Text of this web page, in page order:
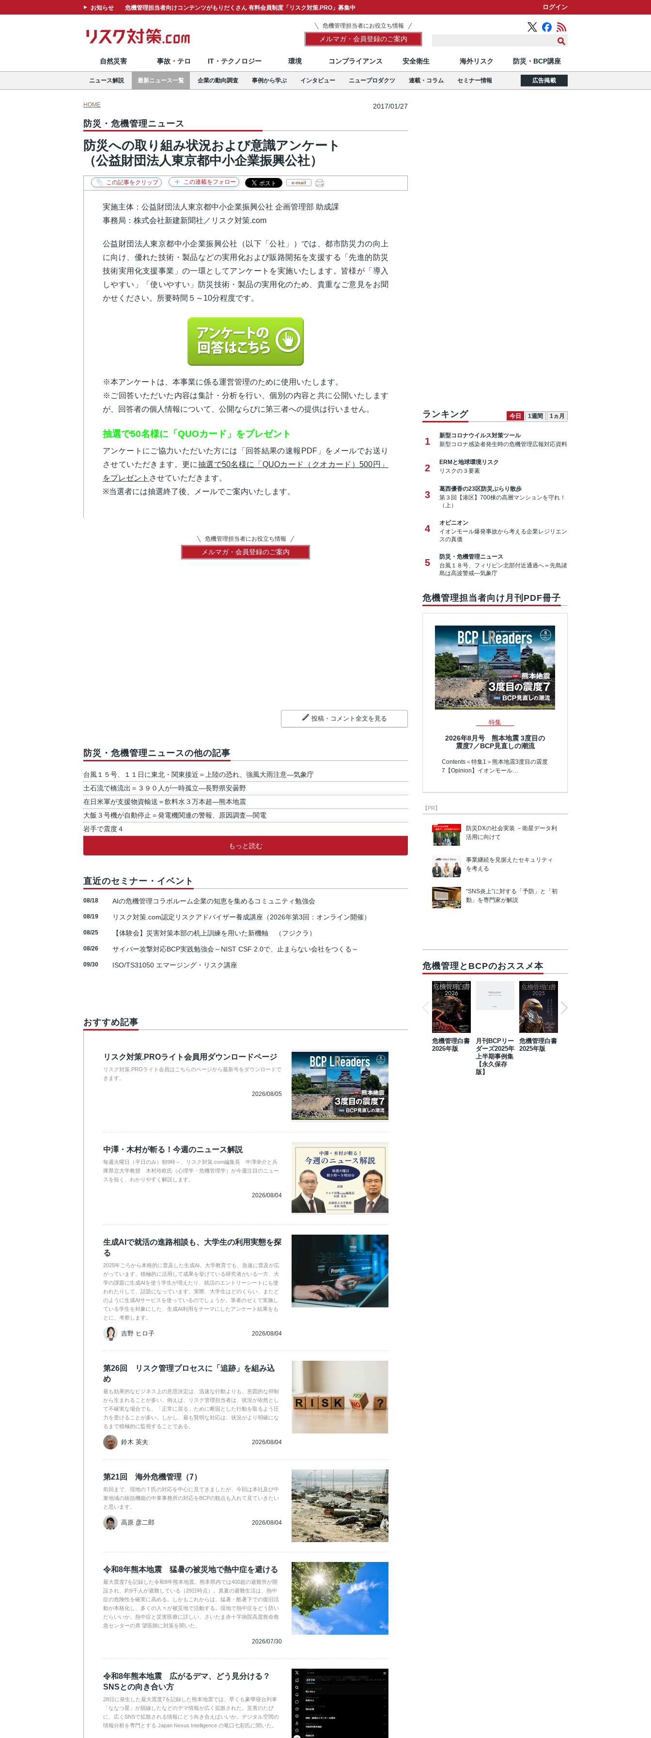
お知らせ 危機管理担当者向けコンテンツがもりだくさん 有料会員制度「リスク対策.PRO」募集中 ログイン
危機管理担当者にお役立ち情報
メルマガ・会員登録のご案内
自然災害 事故・テロ IT・テクノロジー 環境 コンプライアンス 安全衛生 海外リスク 防災・BCP講座
ニュース解説 最新ニュース一覧 企業の動向調査 事例から学ぶ インタビュー ニュープロダクツ 連載・コラム セミナー情報 広告掲載
HOME 2017/01/27
防災・危機管理ニュース
防災への取り組み状況および意識アンケート
（公益財団法人東京都中小企業振興公社）
e-mail
実施主体：公益財団法人東京都中小企業振興公社 企画管理部 助成課
事務局：株式会社新建新聞社／リスク対策.com
公益財団法人東京都中小企業振興公社（以下「公社」）では、都市防災力の向上
に向け、優れた技術・製品などの実用化および販路開拓を支援する「先進的防災
技術実用化支援事業」の一環としてアンケートを実施いたします。皆様が「導入
しやすい」「使いやすい」防災技術・製品の実用化のため、貴重なご意見をお聞
かせください。所要時間５～10分程度です。
※本アンケートは、本事業に係る運営管理のために使用いたします。
※ご回答いただいた内容は集計・分析を行い、個別の内容と共に公開いたします
が、回答者の個人情報について、公開ならびに第三者への提供は行いません。
抽選で50名様に「QUOカード」をプレゼント
アンケートにご協力いただいた方には「回答結果の速報PDF」をメールでお送り
させていただきます。更に抽選で50名様に「QUOカード（クオカード）500円」
をプレゼント させていただきます。
※当選者には抽選終了後、メールでご案内いたします。
危機管理担当者にお役立ち情報
メルマガ・会員登録のご案内
投稿・コメント全文を見る
防災・危機管理ニュースの他の記事
台風１５号、１１日に東北・関東接近＝上陸の恐れ、強風大雨注意―気象庁
土石流で橋流出＝３９０人が一時孤立―長野県安曇野
在日米軍が支援物資輸送＝飲料水３万本超―熊本地震
大飯３号機が自動停止＝発電機関連の警報、原因調査―関電
岩手で震度４
もっと読む
直近のセミナー・イベント
08/18 AIの危機管理コラボルーム企業の知恵を集めるコミュニティ勉強会
08/19 リスク対策.com認定リスクアドバイザー養成講座（2026年第3回：オンライン開催）
08/25 【体験会】災害対策本部の机上訓練を用いた新機軸 （フジクラ）
08/26 サイバー攻撃対応BCP実践勉強会～NIST CSF 2.0で、止まらない会社をつくる～
09/30 ISO/TS31050 エマージング・リスク講座
おすすめ記事
リスク対策.PROライト会員用ダウンロードページ
リスク対策.PROライト会員はこちらのページから最新号をダウンロードで
きます。
2026/08/05
中澤・木村が斬る！今週のニュース解説
毎週火曜日（平日のみ）朝9時～、リスク対策.com編集長 中澤幸介と兵
庫県立大学教授 木村玲欧氏（心理学・危機管理学）が今週注目のニュー
スを短く、わかりやすく解説します。
2026/08/04
生成AIで就活の進路相談も、大学生の利用実態を探
る
2025年ごろから本格的に普及した生成AI。大学教育でも、急速に普及が広
がっています。積極的に活用して成果を挙げている研究者がいる一方、大
学の課題に生成AIを使う学生が増えたり、就活のエントリーシートにも使
われたりして、話題になっています。実際、大学生はどのくらい、またど
のように生成AIサービスを使っているのでしょうか。筆者のゼミで実施し
ている学生を対象にした、生成AI利用をテーマにしたアンケート結果をも
とに、考察します。
吉野 ヒロ子 2026/08/04
第26回 リスク管理プロセスに「追跡」を組み込
め
最も効果的なビジネス上の意思決定は、迅速な行動よりも、意図的な抑制
から生まれることが多い。例えば、リスク管理担当者は、状況が依然とし
て不確実な場合でも、「正常に戻る」ために断固とした行動を取るよう圧
力を受けることが多い。しかし、最も賢明な対応は、状況がより明確にな
るまで積極的に監視することである。
鈴木 英夫 2026/08/04
第21回 海外危機管理（7）
前回まで、現地のＴ氏の対応を中心に見てきましたが、今回は本社及び中
東地域の統括機能の中東事務所の対応をBCPの観点も入れて見ていきたい
と思います。
高原 彦二郎 2026/08/04
令和8年熊本地震 猛暑の被災地で熱中症を避ける
最大震度7を記録した令和8年熊本地震。熊本県内では400超の避難所が開
設され、約9千人が避難している（29日時点）。真夏の避難生活は、熱中
症の危険性を確実に高める。しかもこれからは、猛暑・酷暑下での復旧活
動が本格化し、多くの人々が被災地で活動する。現地で熱中症をどう防い
だらいいか。熱中症と災害医療に詳しい、さいたま赤十字病院高度救命救
急センターの席 望医師に対策を聞いた。
2026/07/30
令和8年熊本地震 広がるデマ、どう見分ける？
SNSとの向き合い方
28日に発生した最大震度7を記録した熊本地震では、早くも豪華寝台列車
「ななつ星」が脱線したなどのデマ情報が広く拡散された。災害のたび
に、広くSNSで拡散される情報にどう向き合えばいいか。デジタル空間の
情報分析を専門とする Japan Nexus Intelligence の竜口七彩氏に聞いた。
ランキング 今日 1週間 1ヵ月
1
新型コロナウイルス対策ツール
新型コロナ感染者発生時の危機管理広報対応資料
2
ERMと地球環境リスク
リスクの３要素
3
葛西優香の23区防災ぶらり散歩
第３回【港区】700棟の高層マンションを守れ！
（上）
4
オピニオン
イオンモール爆発事故から考える企業レジリエン
スの真価
5
防災・危機管理ニュース
台風１８号、フィリピン北部付近通過へ＝先島諸
島は高波警戒―気象庁
危機管理担当者向け月刊PDF冊子
特集
2026年8月号 熊本地震 3度目の
震度7／BCP見直しの潮流
Contents＜特集1＞熊本地震3度目の震度
7【Opinion】イオンモール…
【PR】
防災DXの社会実装 －衛星データ利
活用に向けて
事業継続を見据えたセキュリティ
を考える
“SNS炎上”に対する「予防」と「初
動」を専門家が解説
危機管理とBCPのおススメ本
危機管理白書
2026年版
月刊BCPリー
ダーズ2025年
上半期事例集
【永久保存
版】
危機管理白書
2025年版